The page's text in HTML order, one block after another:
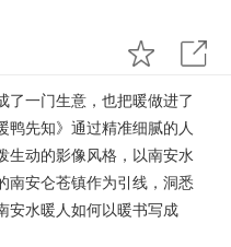
了一门生意，也把暖做进了
鸭先知》通过精准细腻的人
生动的影像风格，以南安水
南安仑苍镇作为引线，洞悉
安水暖人如何以暖书写成